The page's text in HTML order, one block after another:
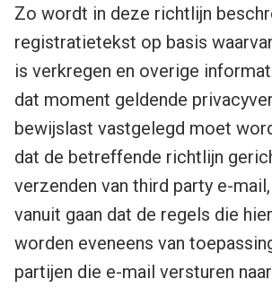
Zo wordt in deze richtlijn
registratietekst op basis
is verkregen en overige
dat moment geldende
bewijslast vastgelegd moet
dat de betreffende richtlijn
verzenden van third party e-
vanuit gaan dat de regels die
worden eveneens van
partijen die e-mail versturen